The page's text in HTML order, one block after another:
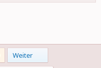
Weiter